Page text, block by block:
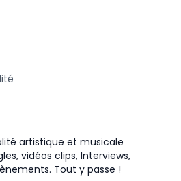
artistique et musicale
vidéos clips, Interviews,
Tout y passe !